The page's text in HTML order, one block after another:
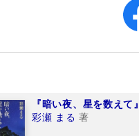
『暗い夜、星を数えて』
彩瀬 まる 著